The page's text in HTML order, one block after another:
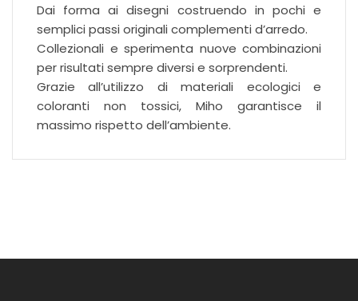
Dai forma ai disegni costruendo in pochi e
semplici passi originali complementi d’arredo.
Collezionali e sperimenta nuove combinazioni
per risultati sempre diversi e sorprendenti.
Grazie all’utilizzo di materiali ecologici e
coloranti non tossici, Miho garantisce il
massimo rispetto dell’ambiente.